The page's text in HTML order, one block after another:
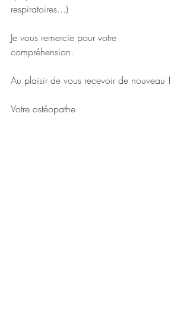
respiratoires...)
Je vous remercie pour votre
compréhension.
Au plaisir de vous recevoir de nouveau !
Votre ostéopathe